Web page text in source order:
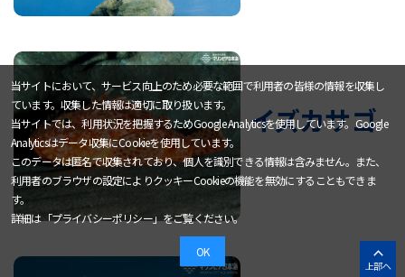
イズカサゴ
上部へ
当サイトにおいて、サービス向上のため必要な範囲で利用者の皆様の情報を収集し
ています。収集した情報は適切に取り扱います。
当サイトでは、利用状況を把握するためGoogle Analyticsを使用しています。Google
Analyticsはデータ収集にCookieを使用しています。
このデータは匿名で収集されており、個人を識別できる情報は含みません。また、
利用者のブラウザの設定によりクッキーCookieの機能を無効にすることもできま
す。
詳細は「プライバシーポリシー」をご覧ください。
OK